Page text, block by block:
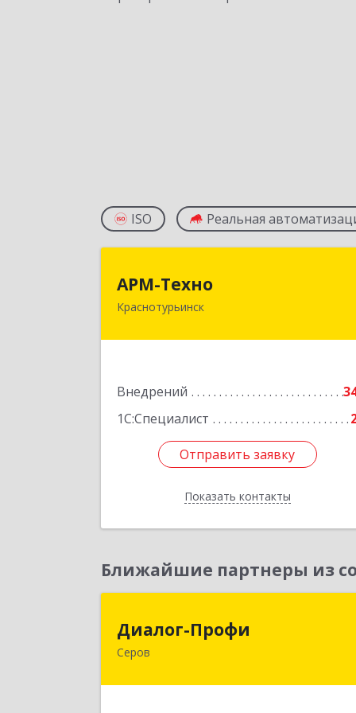
ISO Реальная
АРМ-Техно
Краснотурьинск
Внедрений
1С:Специалист
Отправить заявку
Показать контакты
624447, Свердловская обл,
Отправить заявку
Назад
Ближайшие партнеры из
Диалог-Профи
Серов
Диалог-Профи
624980, Свердловская обл, Серов г,